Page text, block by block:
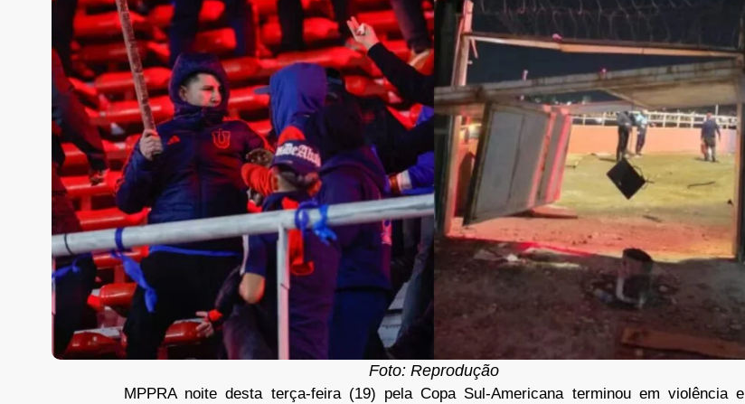
Foto: Reprodução
MPPRA noite desta terça-feira (19) pela Copa Sul-Americana terminou em violência e